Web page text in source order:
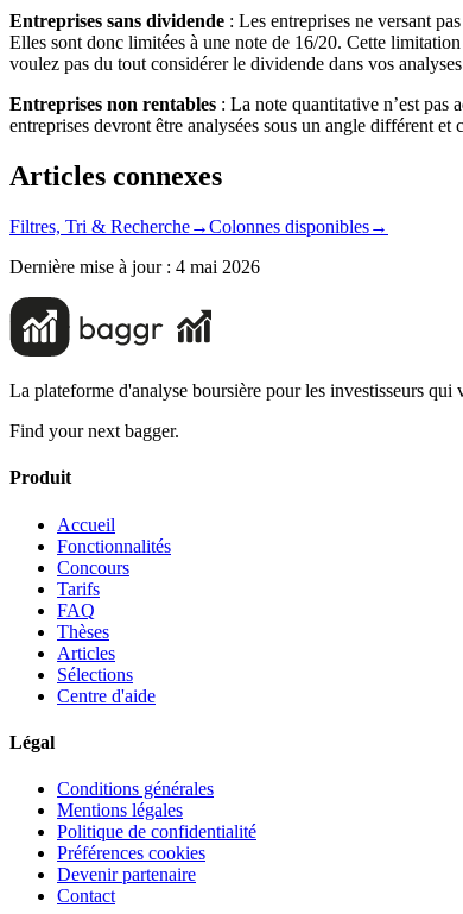
Entreprises sans dividende : Les entreprises ne versant
Elles sont donc limitées à une note de 16/20. Cette
voulez pas du tout considérer le dividende dans vos
Entreprises non rentables : La note quantitative n’est pas
entreprises devront être analysées sous un angle différent et
Articles connexes
Filtres, Tri & Recherche→Colonnes disponibles→
Dernière mise à jour : 4 mai 2026
La plateforme d'analyse boursière pour les investisseurs qui
Find your next bagger.
Produit
Accueil
Fonctionnalités
Concours
Tarifs
FAQ
Thèses
Articles
Sélections
Centre d'aide
Légal
Conditions générales
Mentions légales
Politique de confidentialité
Préférences cookies
Devenir partenaire
Contact